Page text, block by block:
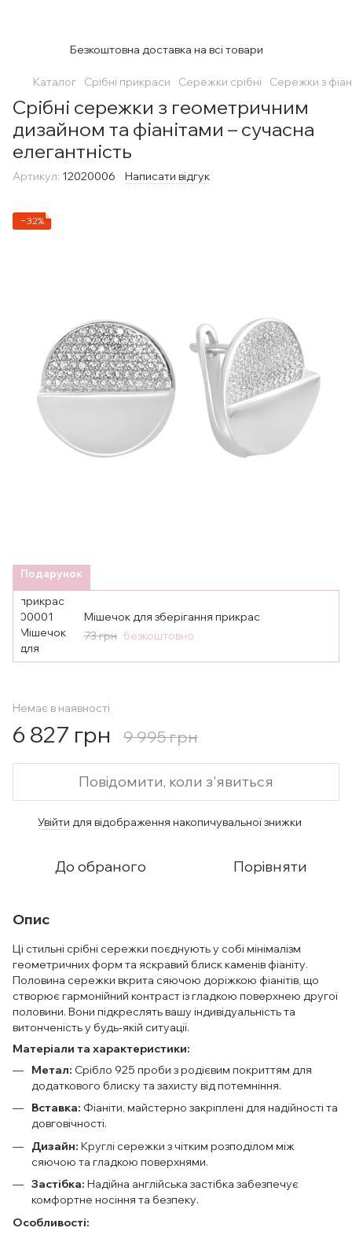
Безкоштовна доставка на всі товари
Каталог Срібні прикраси Сережки срібні Сережки з
Срібні сережки з геометричним
дизайном та фіанітами – сучасна
елегантність
Артикул: 12020006 Написати відгук
−32%
Подарунок
Мішечок для зберігання прикрас
73 грн безкоштовно
Немає в наявності
6 827 грн 9 995 грн
Повідомити, коли з'явиться
Увійти для відображення накопичувальної знижки
До обраного Порівняти
Опис
Ці стильні срібні сережки поєднують у собі мінімалізм
геометричних форм та яскравий блиск каменів фіаніту.
Половина сережки вкрита сяючою доріжкою фіанітів, що
створює гармонійний контраст із гладкою поверхнею другої
половини. Вони підкреслять вашу індивідуальність та
витонченість у будь-якій ситуації.
Матеріали та характеристики:
Метал: Срібло 925 проби з родієвим покриттям для
додаткового блиску та захисту від потемніння.
Вставка: Фіаніти, майстерно закріплені для надійності та
довговічності.
Дизайн: Круглі сережки з чітким розподілом між
сяючою та гладкою поверхнями.
Застібка: Надійна англійська застібка забезпечує
комфортне носіння та безпеку.
Особливості: